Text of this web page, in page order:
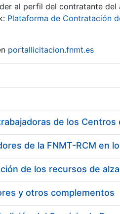
al perfil del contratante del
Plataforma de Contratación
portallicitacion.fnmt.es
y otros complementos